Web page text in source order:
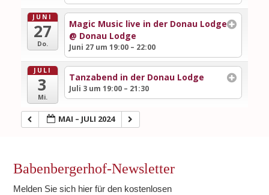
JUNI
27
Do.
Magic Music live in der Donau Lodge
@ Donau Lodge
Juni 27 um 19:00 – 22:00
JULI
3
Mi.
Tanzabend in der Donau Lodge
Juli 3 um 19:00 – 21:30
MAI – JULI 2024
Babenbergerhof-Newsletter
Melden Sie sich hier für den kostenlosen